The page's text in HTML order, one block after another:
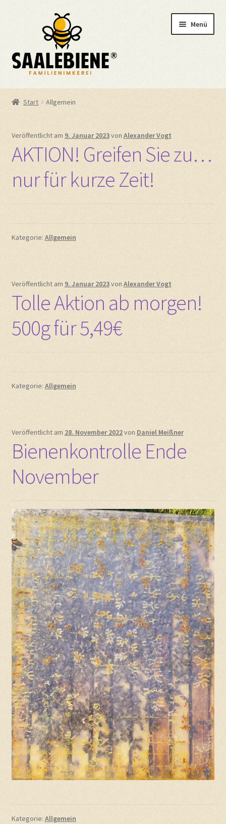
Navigation
Menü
Startseite
Bestäubungsleistung
Start Allgemein
Veröffentlicht am 9. Januar 2023von Alexander Vogt
AKTION! Greifen Sie zu…
nur für kurze Zeit!
Kategorie: Allgemein
Veröffentlicht am 9. Januar 2023von Alexander Vogt
Tolle Aktion ab morgen!
500g für 5,49€
Kategorie: Allgemein
Veröffentlicht am 28. November 2022von Daniel Meißner
Bienenkontrolle Ende
November
Kategorie: Allgemein